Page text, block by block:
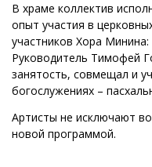
В храме коллектив
опыт участия в
участников Хора
Руководитель Тимофей
занятость, совмещал и
богослужениях –
Артисты не исключают
новой программой.